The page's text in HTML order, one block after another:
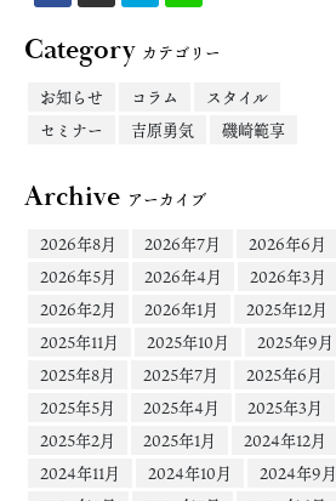
Categoryカテゴリー
お知らせ
コラム
スタイル
セミナー
吉原勇気 磯崎範享
Archive アーカイブ
2026年8月
2026年7月
2026年6月
2026年5月
2026年4月
2026年3月
2026年2月
2026年1月
2025年12月
2025年11月
2025年10月
2025年9月
2025年8月
2025年7月
2025年6月
2025年5月
2025年4月
2025年3月
2025年2月
2025年1月
2024年12月
2024年11月
2024年10月
2024年9月